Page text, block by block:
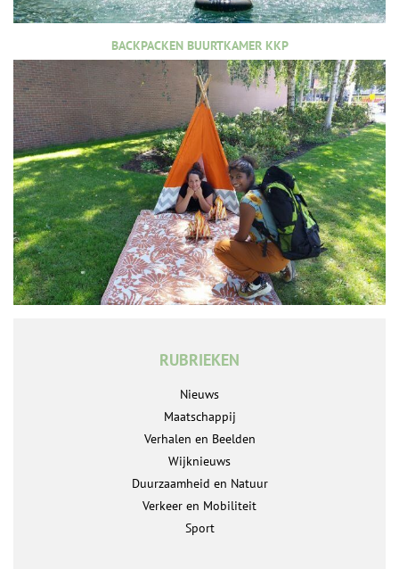
BACKPACKEN BUURTKAMER KKP
RUBRIEKEN
Nieuws
Maatschappij
Verhalen en Beelden
Wijknieuws
Duurzaamheid en Natuur
Verkeer en Mobiliteit
Sport